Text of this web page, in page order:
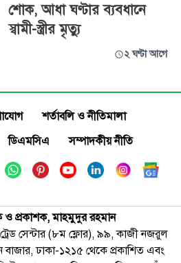
শোক, আধা ঘণ্টার ব্যবধানে
স্বামী-স্ত্রীর মৃত্যু
২ ঘণ্টা আগে
শর্তাবলি ও নীতিমালা
ডিএমসিএ সম্পাদকীয় নীতি
প্রকাশক, মাহমুদুর রহমান
সেন্টার (৮ম ফ্লোর), ৯৯, কাজী নজরুল
বাজার, ঢাকা-১২১৫ থেকে প্রকাশিত এবং